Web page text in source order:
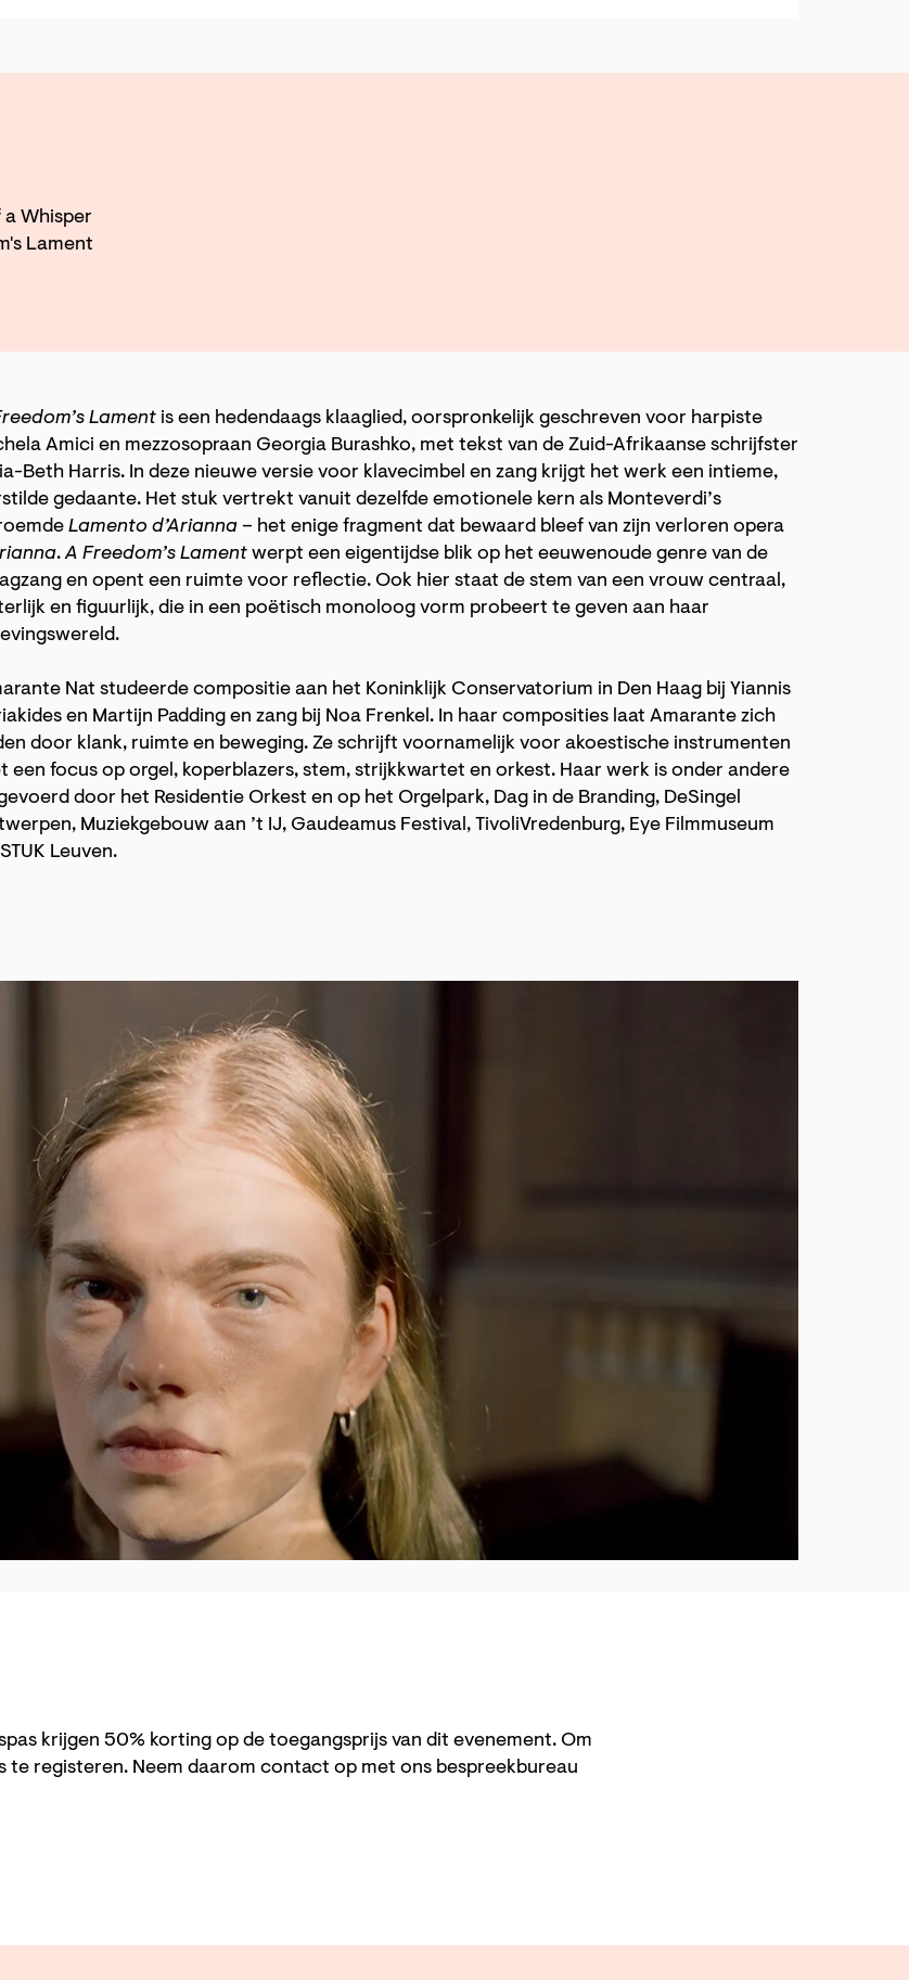
Whisper
Lament
Lamentis een hedendaags klaaglied, oorspronkelijk geschreven voor harpiste
Amici en mezzosopraan Georgia Burashko, met tekst van de Zuid-Afrikaanse schrijfster
Beth Harris. In deze nieuwe versie voor klavecimbel en zang krijgt het werk een intieme,
gedaante. Het stuk vertrekt vanuit dezelfde emotionele kern als Monteverdi’s
Lamento d’Arianna– het enige fragment dat bewaard bleef van zijn verloren opera
.A Freedom’s Lamentwerpt een eigentijdse blik op het eeuwenoude genre van de
en opent een ruimte voor reflectie. Ook hier staat de stem van een vrouw centraal,
en figuurlijk, die in een poëtisch monoloog vorm probeert te geven aan haar
Nat studeerde compositie aan het Koninklijk Conservatorium in Den Haag bij Yiannis
en Martijn Padding en zang bij Noa Frenkel. In haar composities laat Amarante zich
door klank, ruimte en beweging. Ze schrijft voornamelijk voor akoestische instrumenten
een focus op orgel, koperblazers, stem, strijkkwartet en orkest. Haar werk is onder andere
door het Residentie Orkest en op het Orgelpark, Dag in de Branding, DeSingel
Muziekgebouw aan ’t IJ, Gaudeamus Festival, TivoliVredenburg, Eye Filmmuseum
Leuven.
krijgen 50% korting op de toegangsprijs van dit evenement. Om
te registeren. Neem daarom contact op met ons bespreekbureau